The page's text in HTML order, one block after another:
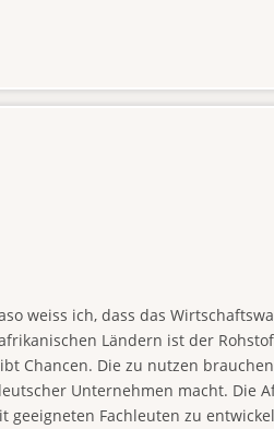
weiss ich, dass das
Ländern ist der
Chancen. Die zu nutzen
Unternehmen macht. Die
Fachleuten zu